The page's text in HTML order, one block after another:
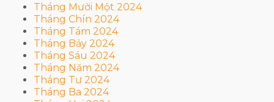
Tháng Mười Một 2024
Tháng Chín 2024
Tháng Tám 2024
Tháng Bảy 2024
Tháng Sáu 2024
Tháng Năm 2024
Tháng Tư 2024
Tháng Ba 2024